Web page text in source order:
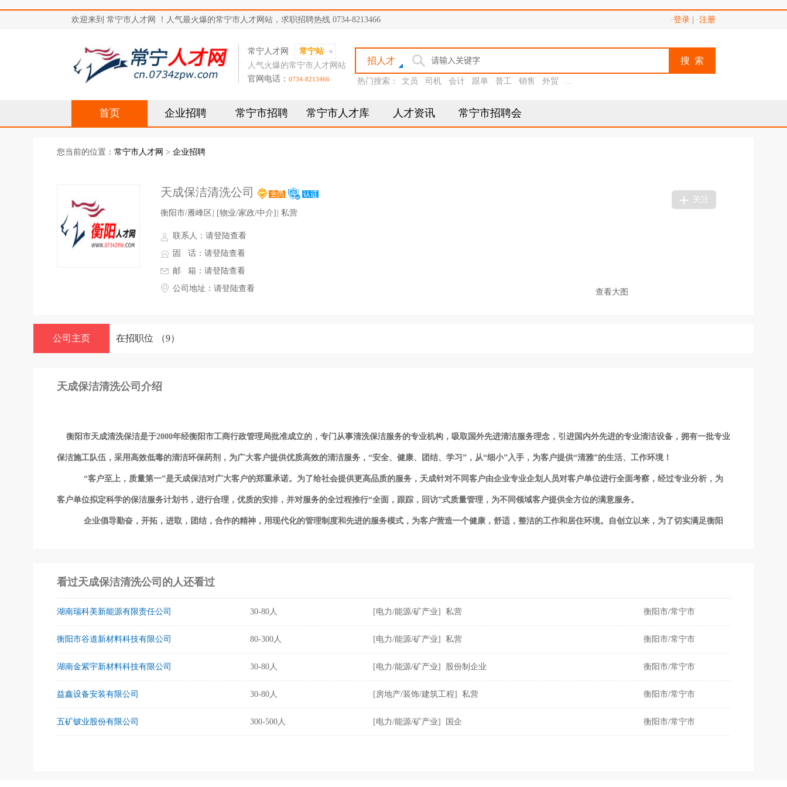
欢迎来到 常宁市人才网 ！人气最火爆的常宁市人才网站，求职招聘热线 0734-8213466 ·登录 ·注册
常宁人才网
常宁站
人气火爆的常宁市人才网站
官网电话： 0734-8213466
招人才 搜 索
热门搜索： 文员 司机 会计 跟单 普工 销售 外贸 助理
首页 企业招聘 常宁市招聘 常宁市人才库 人才资讯 常宁市招聘会
您当前的位置： 常宁市人才网 > 企业招聘
天成保洁清洗公司
关注
衡阳市/雁峰区
[物业/家政/中介] 私营
联系人： 请登陆查看
固 话： 请登陆查看
邮 箱： 请登陆查看
公司地址： 请登陆查看 查看大图
公司主页 在招职位 （9）
天成保洁清洗公司介绍
衡阳市天成清洗保洁是于2000年经衡阳市工商行政管理局批准成立的，专门从事清洗保洁服务的专业机构，吸取国外先进清洁服务理念，引进国内外先进的专业清洁设备，拥有一批专业
保洁施工队伍，采用高效低毒的清洁环保药剂，为广大客户提供优质高效的清洁服务，“安全、健康、团结、学习”，从“细小”入手，为客户提供“清雅”的生活、工作环境！
“客户至上，质量第一”是天成保洁对广大客户的郑重承诺。为了给社会提供更高品质的服务，天成针对不同客户由企业专业企划人员对客户单位进行全面考察，经过专业分析，为
客户单位拟定科学的保洁服务计划书，进行合理，优质的安排，并对服务的全过程推行“全面，跟踪，回访”式质量管理，为不同领域客户提供全方位的满意服务。
企业倡导勤奋，开拓，进取，团结，合作的精神，用现代化的管理制度和先进的服务模式，为客户营造一个健康，舒适，整洁的工作和居住环境。自创立以来，为了切实满足衡阳
联系人刘先生：13786404133
看过天成保洁清洗公司的人还看过
湖南瑞科美新能源有限责任公司 30-80人 [电力/能源/矿产业] 私营 衡阳市/常宁市
衡阳市谷道新材料科技有限公司 80-300人 [电力/能源/矿产业] 私营 衡阳市/常宁市
湖南金紫宇新材料科技有限公司 30-80人 [电力/能源/矿产业] 股份制企业 衡阳市/常宁市
益鑫设备安装有限公司 30-80人 [房地产/装饰/建筑工程] 私营 衡阳市/常宁市
五矿铍业股份有限公司 300-500人 [电力/能源/矿产业] 国企 衡阳市/常宁市